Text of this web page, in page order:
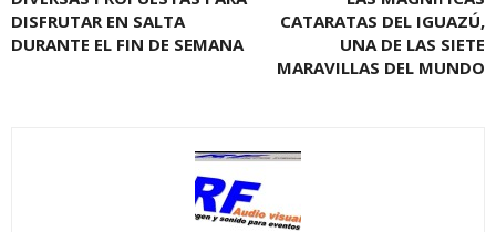
DISFRUTAR EN SALTA
DURANTE EL FIN DE SEMANA
CATARATAS DEL IGUAZÚ,
UNA DE LAS SIETE
MARAVILLAS DEL MUNDO